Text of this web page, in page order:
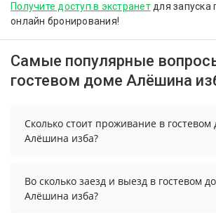
Получите доступ в экстранетдля запуска
онлайн бронирования!
Самые популярные
гостевом доме Алёшина
Сколько стоит проживание в гостевом
Алёшина изба?
в гостевом доме Алёшина изба,
нужные даты и количество гостей.
Во сколько заезд и выезд в гостевом
Алёшина изба?